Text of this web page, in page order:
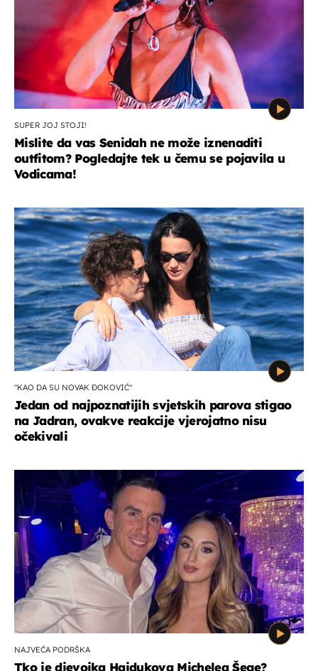
SUPER JOJ STOJI!
Mislite da vas Senidah ne može iznenaditi
outfitom? Pogledajte tek u čemu se pojavila u
Vodicama!
"KAO DA SU NOVAK ĐOKOVIĆ"
Jedan od najpoznatijih svjetskih parova stigao
na Jadran, ovakve reakcije vjerojatno nisu
očekivali
NAJVEĆA PODRŠKA
Tko je djevojka Hajdukova Michelea Šege?